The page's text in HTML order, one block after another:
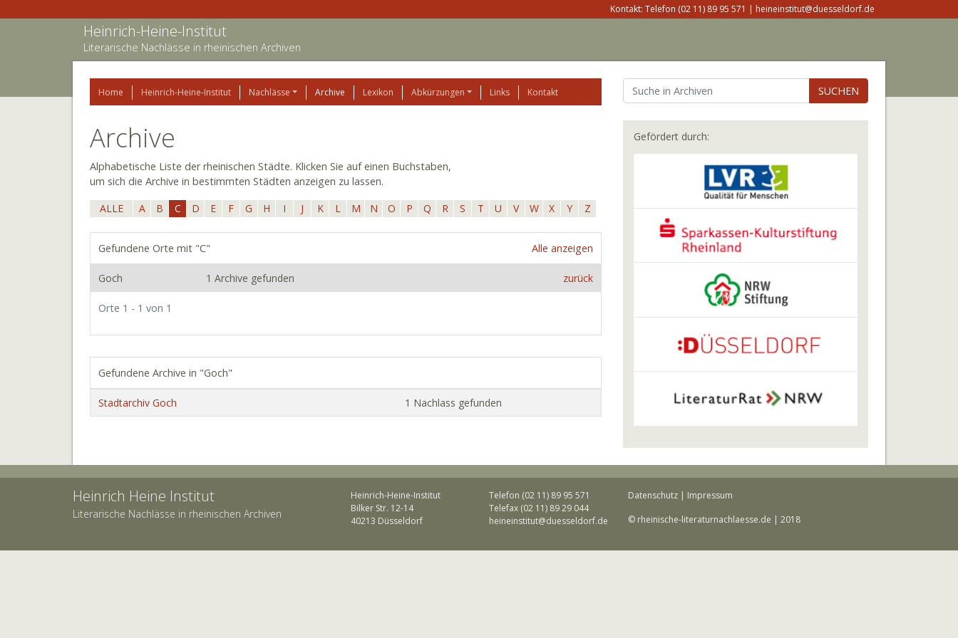
Kontakt: Telefon (02 11) 89 95 571 | heineinstitut@duesseldorf.de
Heinrich-Heine-Institut
Literarische Nachlässe in rheinischen Archiven
Home Heinrich-Heine-Institut Nachlässe Archive Lexikon Abkürzungen Links Kontakt
Archive
Alphabetische Liste der rheinischen Städte. Klicken Sie auf einen Buchstaben,
um sich die Archive in bestimmten Städten anzeigen zu lassen.
ALLE
A B C D E F G H I J K L M N O P Q R S T U V W X Y Z
Alle anzeigen
Gefundene Orte mit "C"
Goch 1 Archive gefunden zurück
Orte 1 - 1 von 1
Gefundene Archive in "Goch"
Stadtarchiv Goch 1 Nachlass gefunden
SUCHEN
Gefördert durch:
Heinrich Heine Institut
Literarische Nachlässe in rheinischen Archiven
Heinrich-Heine-Institut
Bilker Str. 12-14
40213 Düsseldorf
Telefon (02 11) 89 95 571
Telefax (02 11) 89 29 044
heineinstitut@duesseldorf.de
Datenschutz| Impressum
© rheinische-literaturnachlaesse.de | 2018